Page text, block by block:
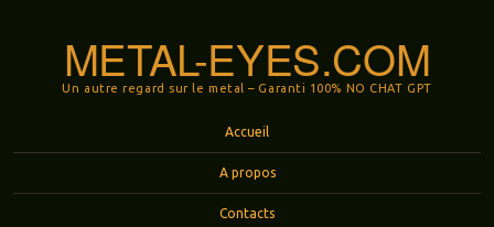
METAL-EYES.COM
Un autre regard sur le metal – Garanti 100% NO CHAT GPT
Accueil
A propos
Contacts